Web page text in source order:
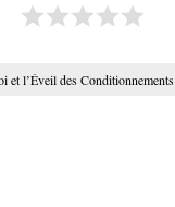
et l’Éveil des Conditionnements